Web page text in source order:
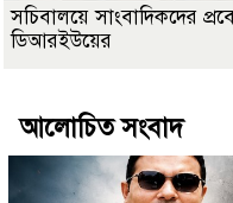
সচিবালয়ে সাংবাদিকদের
ডিআরইউয়ের
আলোচিত সংবাদ